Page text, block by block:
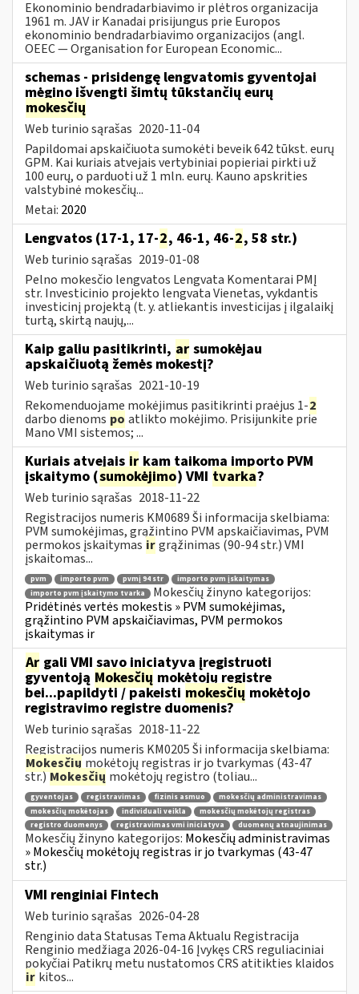
Ekonominio bendradarbiavimo ir plėtros organizacija
1961 m. JAV ir Kanadai prisijungus prie Europos
ekonominio bendradarbiavimo organizacijos (angl.
OEEC — Organisation for European Economic...
schemas - prisidengę lengvatomis gyventojai
mėgino išvengti šimtų tūkstančių eurų
mokesčių
Web turinio sąrašas 2020-11-04
Papildomai apskaičiuota sumokėti beveik 642 tūkst. eurų
GPM. Kai kuriais atvejais vertybiniai popieriai pirkti už
100 eurų, o parduoti už 1 mln. eurų. Kauno apskrities
valstybinė mokesčių...
Metai: 2020
Lengvatos (17-1, 17-2, 46-1, 46-2, 58 str.)
Web turinio sąrašas 2019-01-08
Pelno mokesčio lengvatos Lengvata Komentarai PMĮ
str. Investicinio projekto lengvata Vienetas, vykdantis
investicinį projektą (t. y. atliekantis investicijas į ilgalaikį
turtą, skirtą naujų,...
Kaip galiu pasitikrinti, ar sumokėjau
apskaičiuotą žemės mokestį?
Web turinio sąrašas 2021-10-19
Rekomenduojame mokėjimus pasitikrinti praėjus 1-2
darbo dienoms po atlikto mokėjimo. Prisijunkite prie
Mano VMI sistemos; ...
Kuriais atvejais ir kam taikoma importo PVM
įskaitymo (sumokėjimo) VMI tvarka?
Web turinio sąrašas 2018-11-22
Registracijos numeris KM0689 Ši informacija skelbiama:
PVM sumokėjimas, grąžintino PVM apskaičiavimas, PVM
permokos įskaitymas irgrąžinimas (90-94 str.) VMI
įskaitomas...
pvm importo pvm pvmį 94 str
importo pvm įskaitymas
importo pvm įskaitymo tvarka
Mokesčių žinyno kategorijos:
Pridėtinės vertės mokestis » PVM sumokėjimas,
grąžintino PVM apskaičiavimas, PVM permokos
įskaitymas ir
Ar gali VMI savo iniciatyva įregistruoti
gyventoją Mokesčių mokėtojų registre
bei...papildyti / pakeisti mokesčių mokėtojo
registravimo registre duomenis?
Web turinio sąrašas 2018-11-22
Registracijos numeris KM0205 Ši informacija skelbiama:
Mokesčių mokėtojų registras ir jo tvarkymas (43-47
str.)Mokesčių mokėtojų registro (toliau...
gyventojas registravimas fizinis asmuo
mokesčių administravimas
mokesčių mokėtojas
individuali veikla
mokesčių mokėtojų registras
registro duomenys
registravimas vmi iniciatyva duomenų atnaujinimas
Mokesčių žinyno kategorijos: Mokesčių administravimas
» Mokesčių mokėtojų registras ir jo tvarkymas (43-47
str.)
VMI renginiai Fintech
Web turinio sąrašas 2026-04-28
Renginio data Statusas Tema Aktualu Registracija
Renginio medžiaga 2026-04-16 Įvykęs CRS reguliaciniai
pokyčiai Patikrų metu nustatomos CRS atitikties klaidos
ir kitos...